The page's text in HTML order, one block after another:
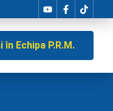
în Echipa P.R.M.